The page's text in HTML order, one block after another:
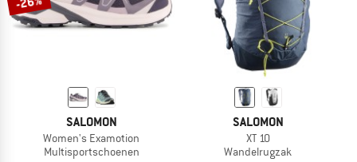
SALOMON
Women's Examotion
Multisportschoenen
SALOMON
XT 10
Wandelrugzak